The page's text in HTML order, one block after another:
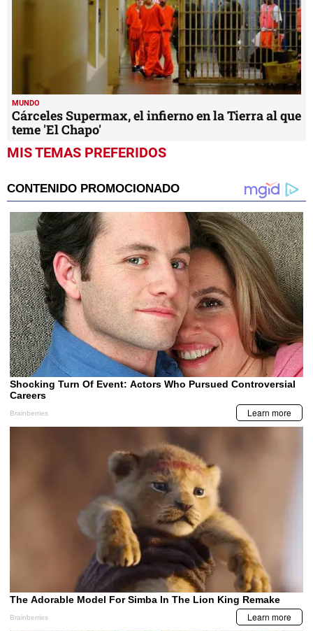
MUNDO
Cárceles Supermax, el infierno en la Tierra al que
teme 'El Chapo'
MIS TEMAS PREFERIDOS